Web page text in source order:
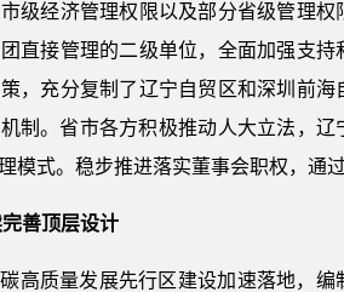
级经济管理权限以及部分省级管理
直接管理的二级单位，全面加强支
，充分复制了辽宁自贸区和深圳前
制。省市各方积极推动人大立法，
模式。稳步推进落实董事会职权，通
善顶层设计
高质量发展先行区建设加速落地，